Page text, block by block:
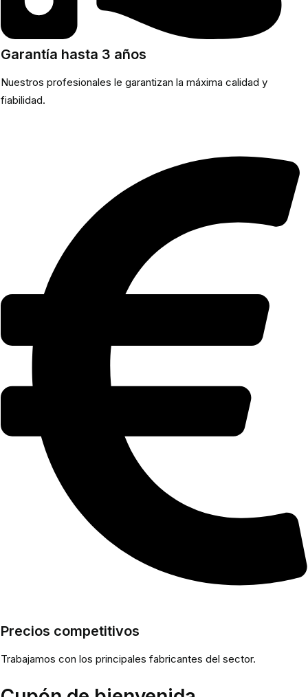
Garantía hasta 3 años
Nuestros profesionales le garantizan la máxima calidad y
fiabilidad.
Precios competitivos
Trabajamos con los principales fabricantes del sector.